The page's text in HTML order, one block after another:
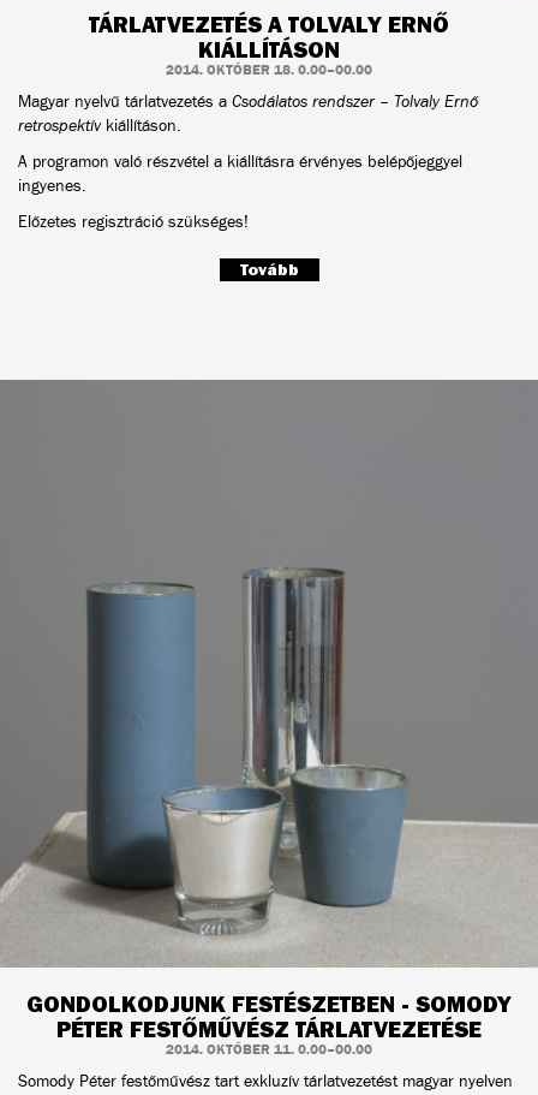
TÁRLATVEZETÉS A TOLVALY ERNŐ
KIÁLLÍTÁSON
2014. OKTÓBER 18. 0.00–00.00
Magyar nyelvű tárlatvezetés a Csodálatos rendszer – Tolvaly Ernő
retrospektívkiállításon.
A programon való részvétel a kiállításra érvényes belépőjeggyel
ingyenes.
Előzetes regisztráció szükséges!
Tovább
GONDOLKODJUNK FESTÉSZETBEN - SOMODY
PÉTER FESTŐMŰVÉSZ TÁRLATVEZETÉSE
2014. OKTÓBER 11. 0.00–00.00
Somody Péter festőművész tart exkluzív tárlatvezetést magyar nyelven